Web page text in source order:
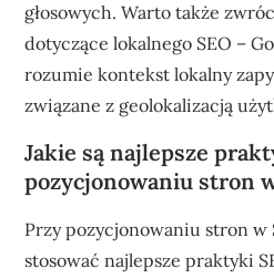
głosowych. Warto także
dotyczące lokalnego SEO –
rozumie kontekst lokalny
związane z geolokalizacją
Jakie są najlepsze
pozycjonowaniu stron
Przy pozycjonowaniu stron
stosować najlepsze praktyki